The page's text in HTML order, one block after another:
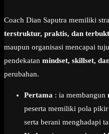
Coach Dian Saputra memiliki
terstruktur, praktis, dan
maupun organisasi mencapai
pendekatan mindset, skillset,
perubahan.
Pertama : ia membangun
peserta memiliki pola
serta berani menghadapi